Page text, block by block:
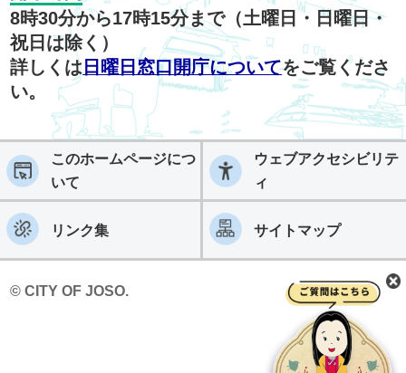
8時30分から17時15分まで（土曜日・日曜日・
祝日は除く）
詳しくは 日曜日窓口開庁についてをご覧くださ
い。
このホームページにつ
いて
ウェブアクセシビリテ
ィ
リンク集 サイトマップ
© CITY OF JOSO.